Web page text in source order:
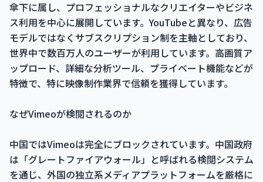
傘下に属し、プロフェッショナルなクリエイターやビジネ
ス利用を中心に展開しています。YouTubeと異なり、広告
モデルではなくサブスクリプション制を主軸としており、
世界中で数百万人のユーザーが利用しています。高画質ア
ップロード、詳細な分析ツール、プライベート機能などが
特徴で、特に映像制作業界で信頼を獲得しています。
なぜVimeoが検閲されるのか
中国ではVimeoは完全にブロックされています。中国政府
は「グレートファイアウォール」と呼ばれる検閲システム
を通じ、外国の独立系メディアプラットフォームを厳格に